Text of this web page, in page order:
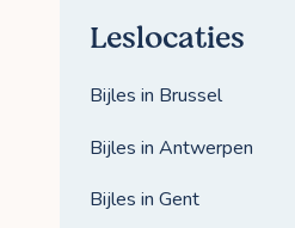
Leslocaties
Bijles in Brussel
Bijles in Antwerpen
Bijles in Gent